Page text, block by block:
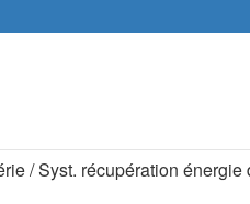
/ Syst. récupération énergie